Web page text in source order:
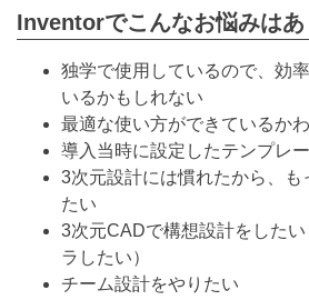
Inventorでこんなお悩みはあ
独学で使用しているので、効
いるかもしれない
最適な使い方ができているか
導入当時に設定したテンプレ
3次元設計には慣れたから、も
たい
3次元CADで構想設計をした
ラしたい）
チーム設計をやりたい